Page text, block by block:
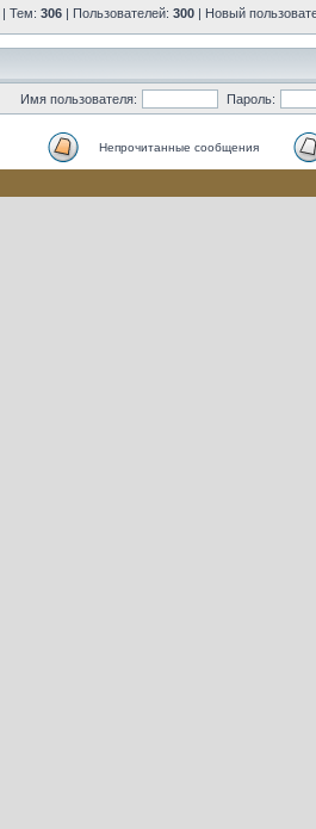
| Тем: 306 | Пользователей: 300 | Новый
Имя пользователя: Пароль:
Непрочитанные сообщения